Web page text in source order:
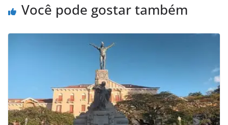
Você pode gostar também